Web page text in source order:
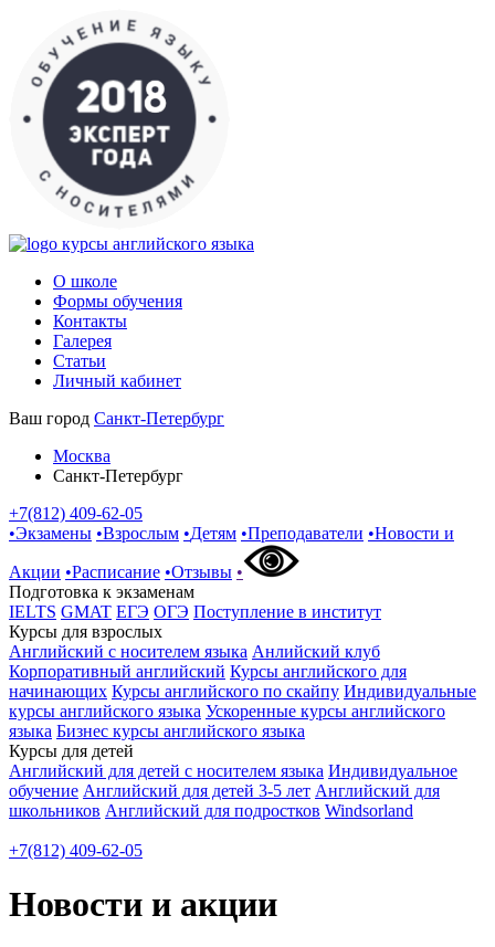
курсы английского языка
О школе
Формы обучения
Контакты
Галерея
Статьи
Личный кабинет
Ваш город Санкт-Петербург
Москва
Санкт-Петербург
+7(812) 409-62-05
•Экзамены •Взрослым •Детям •Преподаватели •Новости и
Акции •Расписание •Отзывы •
Подготовка к экзаменам
IELTS GMAT ЕГЭ ОГЭ Поступление в институт
Курсы для взрослых
Английский с носителем языка Анлийский клуб
Корпоративный английский Курсы английского для
начинающих Курсы английского по скайпу Индивидуальные
курсы английского языка Ускоренные курсы английского
языка Бизнес курсы английского языка
Курсы для детей
Английский для детей с носителем языка Индивидуальное
обучение Английский для детей 3-5 лет Английский для
школьников Английский для подростков Windsorland
+7(812) 409-62-05
Новости и акции